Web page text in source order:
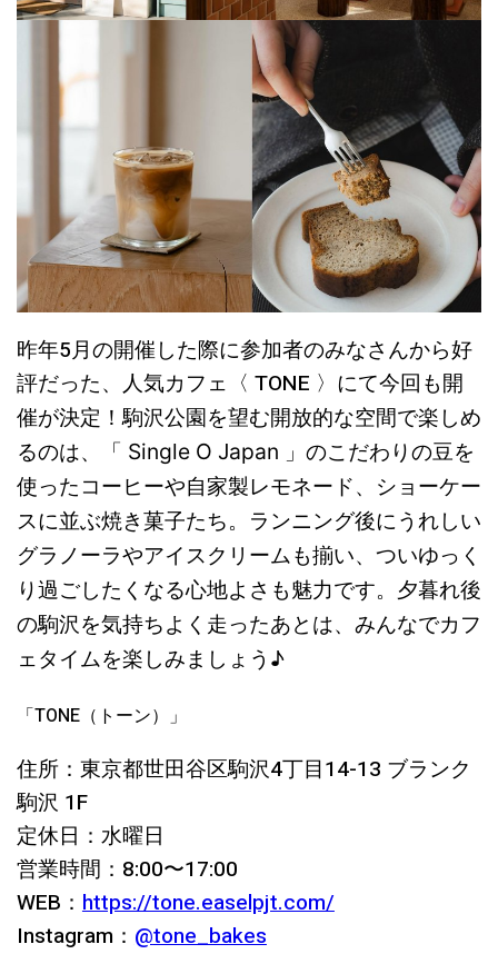
昨年5月の開催した際に参加者のみなさんから好
評だった、人気カフェ〈 TONE 〉にて今回も開
催が決定！駒沢公園を望む開放的な空間で楽しめ
るのは、「 Single O Japan 」のこだわりの豆を
使ったコーヒーや自家製レモネード、ショーケー
スに並ぶ焼き菓子たち。ランニング後にうれしい
グラノーラやアイスクリームも揃い、ついゆっく
り過ごしたくなる心地よさも魅力です。夕暮れ後
の駒沢を気持ちよく走ったあとは、みんなでカフ
ェタイムを楽しみましょう♪
「TONE（トーン）」
住所：東京都世田谷区駒沢4丁目14-13 ブランク
駒沢 1F
定休日：水曜日
営業時間：8:00〜17:00
WEB： https://tone.easelpjt.com/
Instagram： @tone_bakes